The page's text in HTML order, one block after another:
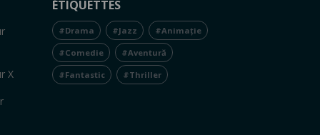
X
ÉTIQUETTES
#Drama #Jazz #Animație
#Comedie #Aventură
#Fantastic #Thriller